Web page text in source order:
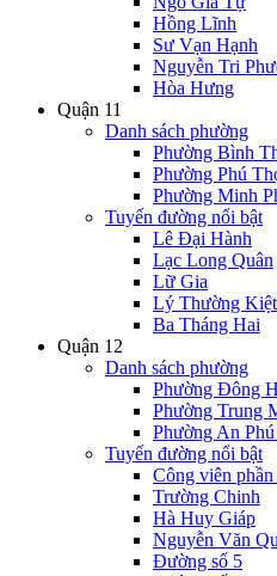
Hồng Lĩnh
Sư Vạn Hạnh
Nguyễn Tri
Hòa Hưng
Quận 11
Danh sách phường
Phường Bình
Phường Phú
Phường Minh
Tuyến đường nổi bật
Lê Đại Hành
Lạc Long Quân
Lữ Gia
Lý Thường Kiệt
Ba Tháng Hai
Quận 12
Danh sách phường
Phường Đông
Phường Trung
Phường An
Tuyến đường nổi bật
Công viên
Trường Chinh
Hà Huy Giáp
Nguyễn Văn
Đường số 5